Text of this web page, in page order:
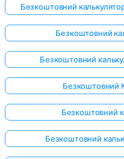
Безкоштовний
Безкоштовний
Безкоштовний
Безкоштовний
Безкоштовний
Безкоштовний